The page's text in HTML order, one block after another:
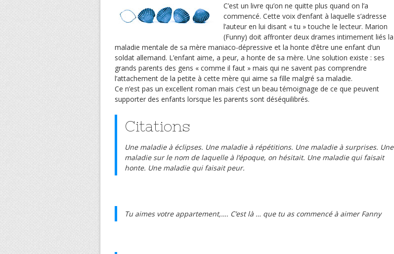
C’est un livre qu’on ne quitte plus quand on l’a
commencé. Cette voix d’enfant à laquelle s’adresse
l’auteur en lui disant « tu » touche le lecteur. Marion
(Funny) doit affronter deux drames intimement liés la
maladie mentale de sa mère maniaco-dépressive et la honte d’être une enfant d’un
soldat allemand. L’enfant aime, a peur, a honte de sa mère. Une solution existe : ses
grands parents des gens « comme il faut » mais qui ne savent pas comprendre
l’attachement de la petite à cette mère qui aime sa fille malgré sa maladie.
Ce n’est pas un excellent roman mais c’est un beau témoignage de ce que peuvent
supporter des enfants lorsque les parents sont déséquilibrés.
Citations
Une maladie à éclipses. Une maladie à répétitions. Une maladie à surprises. Une
maladie sur le nom de laquelle à l’époque, on hésitait. Une maladie qui faisait
honte. Une maladie qui faisait peur.
Tu aimes votre appartement,…. C’est là … que tu as commencé à aimer Fanny